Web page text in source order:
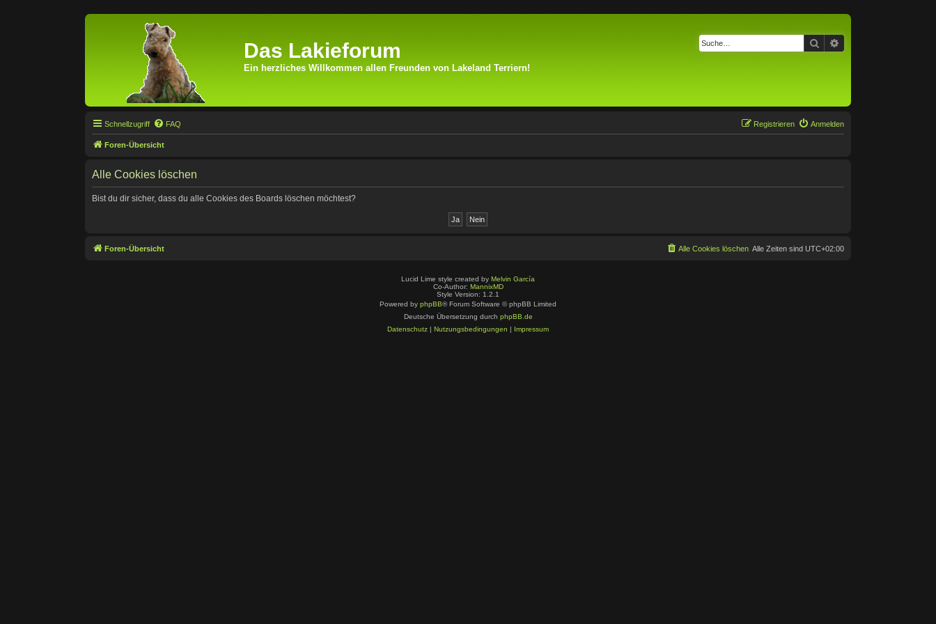
Das Lakieforum
Ein herzliches Willkommen allen Freunden von Lakeland Terriern!
Suche
Schnellzugriff FAQ Anmelden
Registrieren
Foren-Übersicht
Alle Cookies löschen
Bist du dir sicher, dass du alle Cookies des Boards löschen möchtest?
Foren-Übersicht Alle Zeiten sind UTC+02:00
Alle Cookies löschen
Lucid Lime style created by Melvin García
Co-Author: MannixMD
Style Version: 1.2.1
Powered by phpBB® Forum Software © phpBB Limited
Deutsche Übersetzung durch phpBB.de
Datenschutz | Nutzungsbedingungen | Impressum